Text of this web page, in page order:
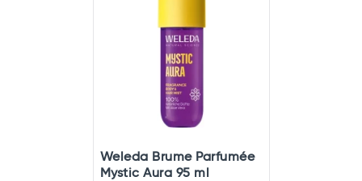
Weleda Brume Parfumée
Mystic Aura 95 ml